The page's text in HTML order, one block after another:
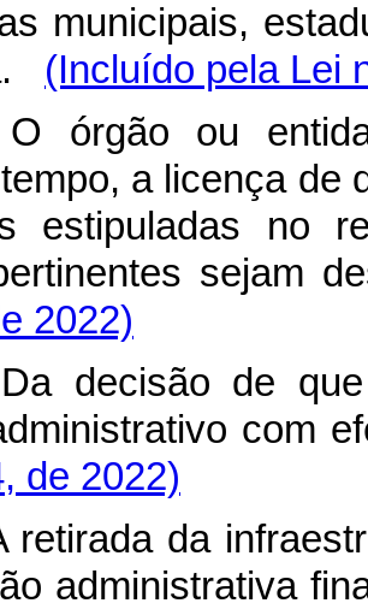
municipais,
(Incluído pela Lei
órgão ou
a licença de
estipuladas no
sejam
2022)
decisão de
com
de 2022)
retirada da
administrativa